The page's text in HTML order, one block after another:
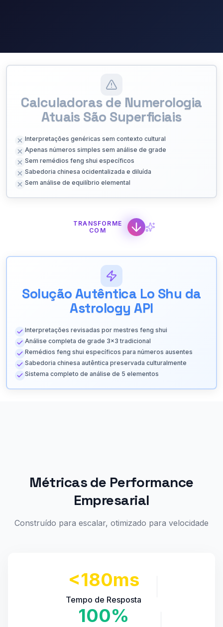
Calculadoras de Numerologia
Atuais São Superficiais
Interpretações genéricas sem contexto cultural
Apenas números simples sem análise de grade
Sem remédios feng shui específicos
Sabedoria chinesa ocidentalizada e diluída
Sem análise de equilíbrio elemental
TRANSFORME
COM
Solução Autêntica Lo Shu da
Astrology API
Interpretações revisadas por mestres feng shui
Análise completa de grade 3x3 tradicional
Remédios feng shui específicos para números ausentes
Sabedoria chinesa autêntica preservada culturalmente
Sistema completo de análise de 5 elementos
Métricas de Performance
Empresarial
Construído para escalar, otimizado para velocidade
<180ms
Tempo de Resposta
100%